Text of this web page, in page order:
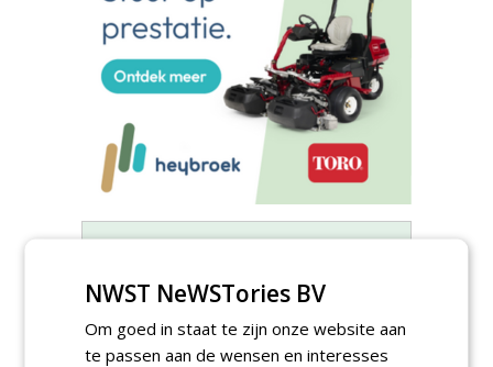
NWST NeWSTories BV
Om goed in staat te zijn onze website aan
te passen aan de wensen en interesses